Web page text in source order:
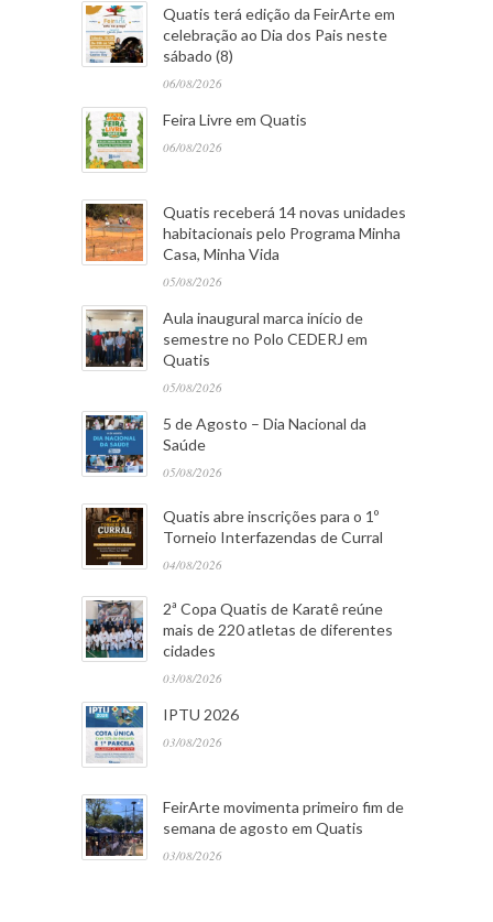
Quatis terá edição da FeirArte em
celebração ao Dia dos Pais neste
sábado (8)
06/08/2026
Feira Livre em Quatis
06/08/2026
Quatis receberá 14 novas unidades
habitacionais pelo Programa Minha
Casa, Minha Vida
05/08/2026
Aula inaugural marca início de
semestre no Polo CEDERJ em
Quatis
05/08/2026
5 de Agosto – Dia Nacional da
Saúde
05/08/2026
Quatis abre inscrições para o 1º
Torneio Interfazendas de Curral
04/08/2026
2ª Copa Quatis de Karatê reúne
mais de 220 atletas de diferentes
cidades
03/08/2026
IPTU 2026
03/08/2026
FeirArte movimenta primeiro fim de
semana de agosto em Quatis
03/08/2026